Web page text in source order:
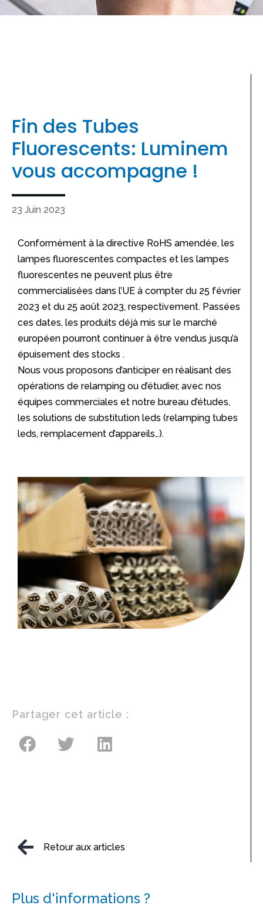
Fin des Tubes
Fluorescents: Luminem
vous accompagne !
23 Juin 2023
Conformément à la directive RoHS amendée, les
lampes fluorescentes compactes et les lampes
fluorescentes ne peuvent plus être
commercialisées dans l’UE à compter du 25 février
2023 et du 25 août 2023, respectivement. Passées
ces dates, les produits déjà mis sur le marché
européen pourront continuer à être vendus jusqu’à
épuisement des stocks .
Nous vous proposons d’anticiper en réalisant des
opérations de relamping ou d’étudier, avec nos
équipes commerciales et notre bureau d’études,
les solutions de substitution leds (relamping tubes
leds, remplacement d’appareils…).
Partager cet article :
Retour aux articles
Plus d'informations ?